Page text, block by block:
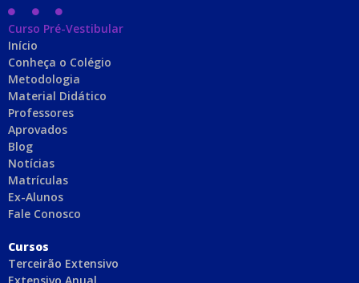
Curso Pré-Vestibular
Início
Conheça o Colégio
Metodologia
Material Didático
Professores
Aprovados
Blog
Notícias
Matrículas
Ex-Alunos
Fale Conosco
Cursos
Terceirão Extensivo